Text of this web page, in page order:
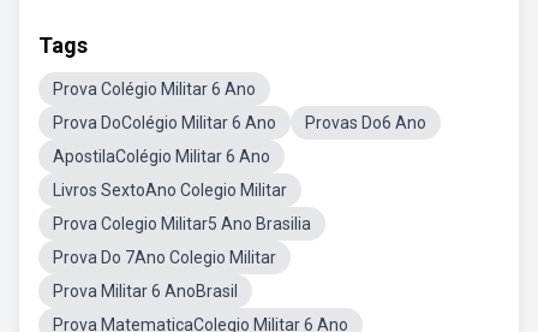
Tags
Prova Colégio Militar 6 Ano
Prova DoColégio Militar 6 Ano
Provas Do6 Ano
ApostilaColégio Militar 6 Ano
Livros SextoAno Colegio Militar
Prova Colegio Militar5 Ano Brasilia
Prova Do 7Ano Colegio Militar
Prova Militar 6 AnoBrasil
Prova MatematicaColegio Militar 6 Ano